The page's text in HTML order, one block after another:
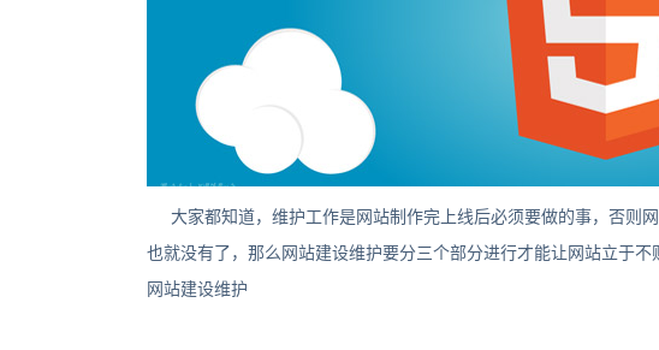
大家都知道，维护工作是网站制作完上线后必须要做的事，否则
也就没有了，那么网站建设维护要分三个部分进行才能让网站立于不
网站建设维护